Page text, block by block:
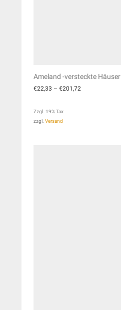
Ameland -versteckte Häuser
€22,33 – €201,72
Zzgl. 19% Tax
zzgl. Versand